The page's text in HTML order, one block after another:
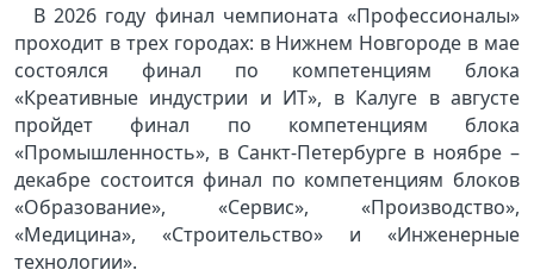
В 2026 году финал чемпионата «Профессионалы»
проходит в трех городах: в Нижнем Новгороде в мае
состоялся финал по компетенциям блока
«Креативные индустрии и ИТ», в Калуге в августе
пройдет финал по компетенциям блока
«Промышленность», в Санкт-Петербурге в ноябре –
декабре состоится финал по компетенциям блоков
«Образование», «Сервис», «Производство»,
«Медицина», «Строительство» и «Инженерные
технологии».